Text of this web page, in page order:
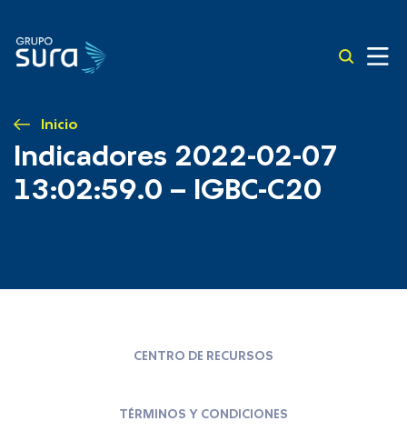
Inicio
Indicadores 2022-02-07
13:02:59.0 – IGBC-C20
CENTRO DE RECURSOS
TÉRMINOS Y CONDICIONES